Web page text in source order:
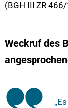
(BGH III ZR
Weckruf des